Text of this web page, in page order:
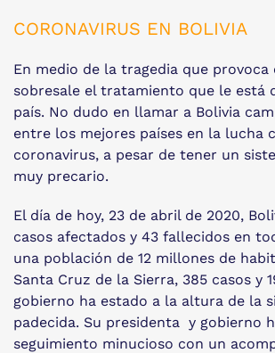
CORONAVIRUS EN BOLIVIA
En medio de la tragedia que provoca
sobresale el tratamiento que le está
país. No dudo en llamar a Bolivia
entre los mejores países en la lucha
coronavirus, a pesar de tener un
muy precario.
El día de hoy, 23 de abril de 2020,
casos afectados y 43 fallecidos en
una población de 12 millones de
Santa Cruz de la Sierra, 385 casos y
gobierno ha estado a la altura de la
padecida. Su presidenta y gobierno
seguimiento minucioso con un